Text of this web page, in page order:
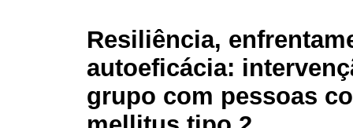
Resiliência,
autoeficácia:
grupo com pessoas